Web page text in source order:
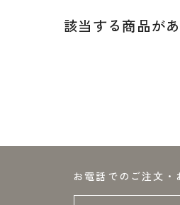
該当する商品が
お電話でのご注文・